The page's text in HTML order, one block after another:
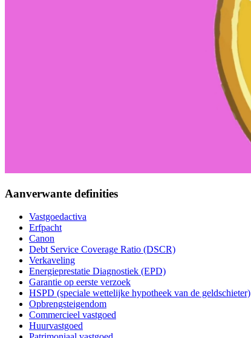
Aanverwante definities
Vastgoedactiva
Erfpacht
Canon
Debt Service Coverage Ratio (DSCR)
Verkaveling
Energieprestatie Diagnostiek (EPD)
Garantie op eerste verzoek
HSPD (speciale wettelijke hypotheek van de geldschieter)
Opbrengsteigendom
Commercieel vastgoed
Huurvastgoed